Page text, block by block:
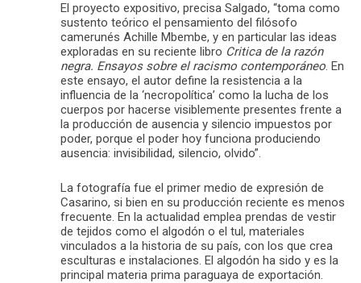
El proyecto expositivo, precisa Salgado, “toma como
sustento teórico el pensamiento del filósofo
camerunés Achille Mbembe, y en particular las ideas
exploradas en su reciente libro Critica de la razón
negra. Ensayos sobre el racismo contemporáneo. En
este ensayo, el autor define la resistencia a la
influencia de la ‘necropolítica’ como la lucha de los
cuerpos por hacerse visiblemente presentes frente a
la producción de ausencia y silencio impuestos por
poder, porque el poder hoy funciona produciendo
ausencia: invisibilidad, silencio, olvido”.
La fotografía fue el primer medio de expresión de
Casarino, si bien en su producción reciente es menos
frecuente. En la actualidad emplea prendas de vestir
de tejidos como el algodón o el tul, materiales
vinculados a la historia de su país, con los que crea
esculturas e instalaciones. El algodón ha sido y es la
principal materia prima paraguaya de exportación.